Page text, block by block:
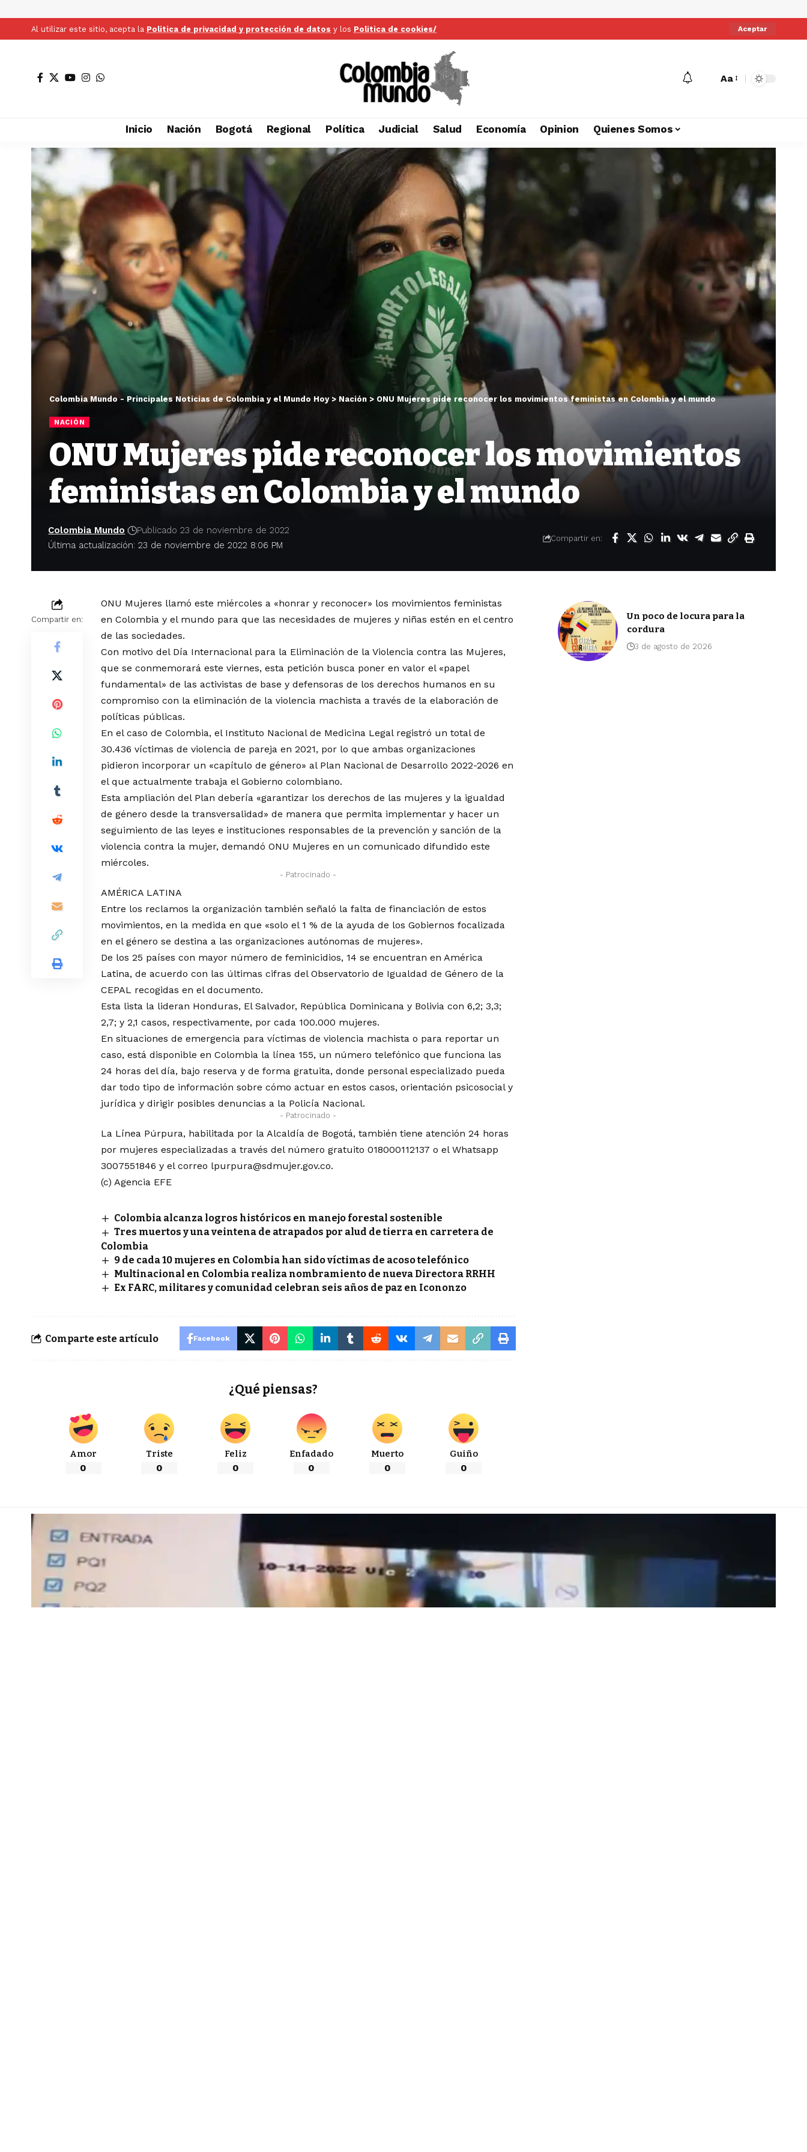
Al utilizar este sitio, acepta la Politica de privacidad y protección de datos y los Politica de cookies/ Aceptar
Aa
Inicio Nación Bogotá Regional Política Judicial Salud Economía Opinion Quienes Somos
Colombia Mundo - Principales Noticias de Colombia y el Mundo Hoy> Nación > ONU Mujeres pide reconocer los movimientos feministas en Colombia y el mundo
NACIÓN
ONU Mujeres pide reconocer los movimientos
feministas en Colombia y el mundo
Última actualización: 23 de noviembre de 2022 8:06 PM
Colombia Mundo Publicado 23 de noviembre de 2022
Compartir en:
Compartir en:
ONU Mujeres llamó este miércoles a «honrar y reconocer» los movimientos feministas
en Colombia y el mundo para que las necesidades de mujeres y niñas estén en el centro
de las sociedades.
Con motivo del Día Internacional para la Eliminación de la Violencia contra las Mujeres,
que se conmemorará este viernes, esta petición busca poner en valor el «papel
fundamental» de las activistas de base y defensoras de los derechos humanos en su
compromiso con la eliminación de la violencia machista a través de la elaboración de
políticas públicas.
En el caso de Colombia, el Instituto Nacional de Medicina Legal registró un total de
30.436 víctimas de violencia de pareja en 2021, por lo que ambas organizaciones
pidieron incorporar un «capítulo de género» al Plan Nacional de Desarrollo 2022-2026 en
el que actualmente trabaja el Gobierno colombiano.
Esta ampliación del Plan debería «garantizar los derechos de las mujeres y la igualdad
de género desde la transversalidad» de manera que permita implementar y hacer un
seguimiento de las leyes e instituciones responsables de la prevención y sanción de la
violencia contra la mujer, demandó ONU Mujeres en un comunicado difundido este
miércoles.
- Patrocinado -
AMÉRICA LATINA
Entre los reclamos la organización también señaló la falta de financiación de estos
movimientos, en la medida en que «solo el 1 % de la ayuda de los Gobiernos focalizada
en el género se destina a las organizaciones autónomas de mujeres».
De los 25 países con mayor número de feminicidios, 14 se encuentran en América
Latina, de acuerdo con las últimas cifras del Observatorio de Igualdad de Género de la
CEPAL recogidas en el documento.
Esta lista la lideran Honduras, El Salvador, República Dominicana y Bolivia con 6,2; 3,3;
2,7; y 2,1 casos, respectivamente, por cada 100.000 mujeres.
En situaciones de emergencia para víctimas de violencia machista o para reportar un
caso, está disponible en Colombia la línea 155, un número telefónico que funciona las
24 horas del día, bajo reserva y de forma gratuita, donde personal especializado pueda
dar todo tipo de información sobre cómo actuar en estos casos, orientación psicosocial y
jurídica y dirigir posibles denuncias a la Policía Nacional.
- Patrocinado -
La Línea Púrpura, habilitada por la Alcaldía de Bogotá, también tiene atención 24 horas
por mujeres especializadas a través del número gratuito 018000112137 o el Whatsapp
3007551846 y el correo lpurpura@sdmujer.gov.co.
(c) Agencia EFE
Colombia alcanza logros históricos en manejo forestal sostenible
Tres muertos y una veintena de atrapados por alud de tierra en carretera de
Colombia
9 de cada 10 mujeres en Colombia han sido víctimas de acoso telefónico
Multinacional en Colombia realiza nombramiento de nueva Directora RRHH
Ex FARC, militares y comunidad celebran seis años de paz en Icononzo
Comparte este artículo Facebook
¿Qué piensas?
Amor
0
Triste
0
Feliz
0
Enfadado
0
Muerto
0
Guiño
0
Un poco de locura para la
cordura
3 de agosto de 2026